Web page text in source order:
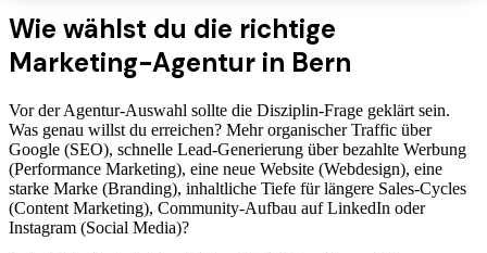
Wie wählst du die richtige
Marketing-Agentur in Bern
Vor der Agentur-Auswahl sollte die Disziplin-Frage geklärt sein.
Was genau willst du erreichen? Mehr organischer Traffic über
Google (SEO), schnelle Lead-Generierung über bezahlte Werbung
(Performance Marketing), eine neue Website (Webdesign), eine
starke Marke (Branding), inhaltliche Tiefe für längere Sales-Cycles
(Content Marketing), Community-Aufbau auf LinkedIn oder
Instagram (Social Media)?